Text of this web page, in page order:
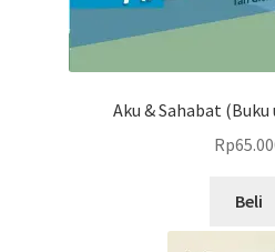
Aku & Sahabat
Rp
Beli